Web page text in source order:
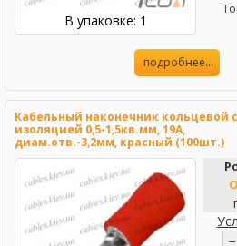
В упаковке: 1
подробнее...
Кабельный наконечник кольцевой с
изоляцией 0,5-1,5кв.мм, 19А,
диам.отв.-3,2мм, красный (100шт.)
(RV1.25-3), Tcom
−